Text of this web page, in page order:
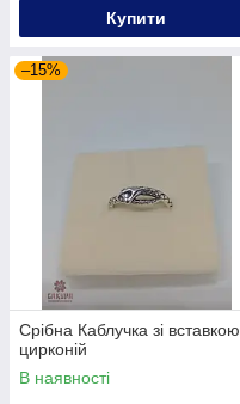
Купити
–15%
Срібна Каблучка зі вставкою
цирконій
В наявності